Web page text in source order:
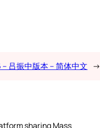
– 吕振中版本 – 简体中文 →
sharing Mass